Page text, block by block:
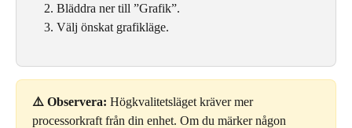
Bläddra ner till ”Grafik”.
Välj önskat grafikläge.
⚠️ Observera: Högkvalitetsläget kräver mer
processorkraft från din enhet. Om du märker någon